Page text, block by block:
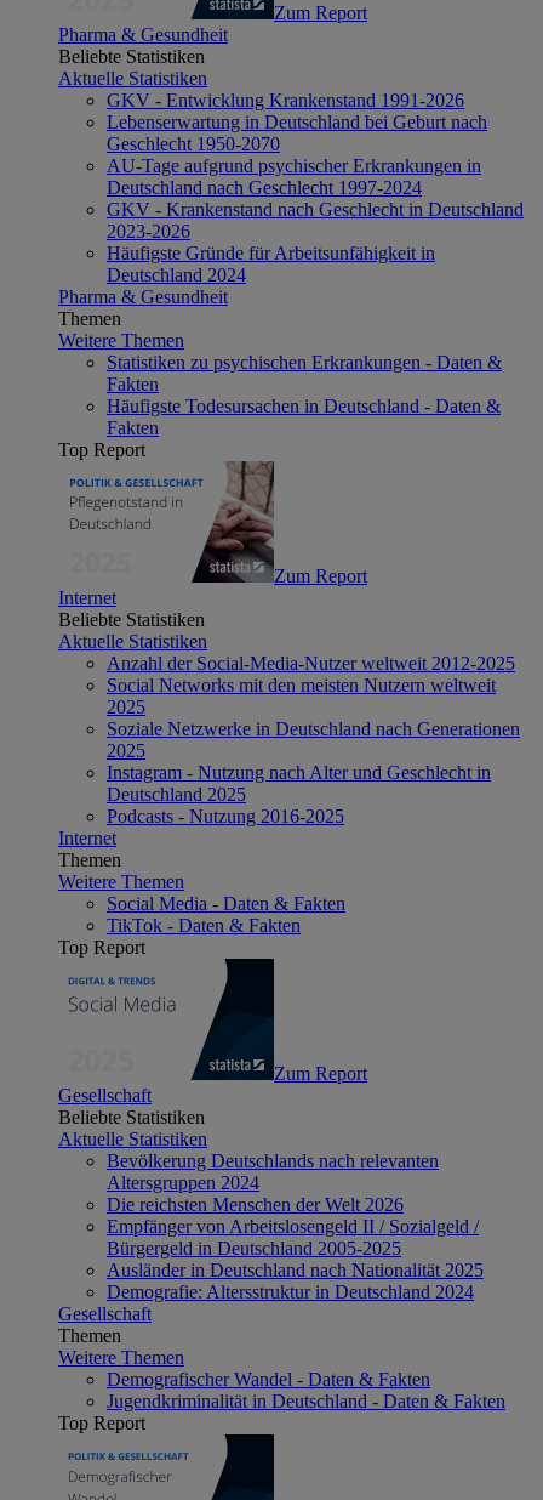
Zum Report
Pharma & Gesundheit
Beliebte Statistiken
Aktuelle Statistiken
GKV - Entwicklung Krankenstand 1991-2026
Lebenserwartung in Deutschland bei Geburt nach
Geschlecht 1950-2070
AU-Tage aufgrund psychischer Erkrankungen in
Deutschland nach Geschlecht 1997-2024
GKV - Krankenstand nach Geschlecht in Deutschland
2023-2026
Häufigste Gründe für Arbeitsunfähigkeit in
Deutschland 2024
Pharma & Gesundheit
Themen
Weitere Themen
Statistiken zu psychischen Erkrankungen - Daten &
Fakten
Häufigste Todesursachen in Deutschland - Daten &
Fakten
Top Report
Zum Report
Internet
Beliebte Statistiken
Aktuelle Statistiken
Anzahl der Social-Media-Nutzer weltweit 2012-2025
Social Networks mit den meisten Nutzern weltweit
2025
Soziale Netzwerke in Deutschland nach Generationen
2025
Instagram - Nutzung nach Alter und Geschlecht in
Deutschland 2025
Podcasts - Nutzung 2016-2025
Internet
Themen
Weitere Themen
Social Media - Daten & Fakten
TikTok - Daten & Fakten
Top Report
Zum Report
Gesellschaft
Beliebte Statistiken
Aktuelle Statistiken
Bevölkerung Deutschlands nach relevanten
Altersgruppen 2024
Die reichsten Menschen der Welt 2026
Empfänger von Arbeitslosengeld II / Sozialgeld /
Bürgergeld in Deutschland 2005-2025
Ausländer in Deutschland nach Nationalität 2025
Demografie: Altersstruktur in Deutschland 2024
Gesellschaft
Themen
Weitere Themen
Demografischer Wandel - Daten & Fakten
Jugendkriminalität in Deutschland - Daten & Fakten
Top Report